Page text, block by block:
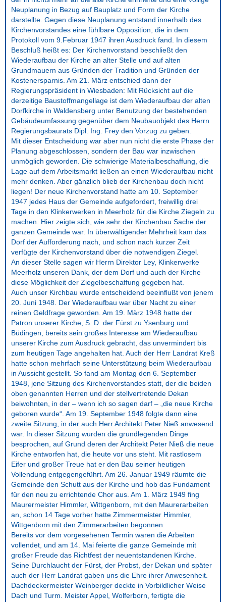
Neuplanung in Bezug auf Bauplatz und Form der Kirche
darstellte. Gegen diese Neuplanung entstand innerhalb des
Kirchenvorstandes eine fühlbare Opposition, die in dem
Protokoll vom 9.Februar 1947 ihren Ausdruck fand. In diesem
Beschluß heißt es: Der Kirchenvorstand beschließt den
Wiederaufbau der Kirche an alter Stelle und auf alten
Grundmauern aus Gründen der Tradition und Gründen der
Kostenersparnis. Am 21. März entschied dann der
Regierungspräsident in Wiesbaden: Mit Rücksicht auf die
derzeitige Baustoffmangellage ist dem Wiederaufbau der alten
Dorfkirche in Waldensberg unter Benutzung der bestehenden
Gebäudeumfassung gegenüber dem Neubauobjekt des Herrn
Regierungsbaurats Dipl. Ing. Frey den Vorzug zu geben.
Mit dieser Entscheidung war aber nun nicht die erste Phase der
Planung abgeschlossen, sondern der Bau war inzwischen
unmöglich geworden. Die schwierige Materialbeschaffung, die
Lage auf dem Arbeitsmarkt ließen an einen Wiederaufbau nicht
mehr denken. Aber gänzlich blieb der Kirchenbau doch nicht
liegen! Der neue Kirchenvorstand hatte am 10. September
1947 jedes Haus der Gemeinde aufgefordert, freiwillig drei
Tage in den Klinkerwerken in Meerholz für die Kirche Ziegeln zu
machen. Hier zeigte sich, wie sehr der Kirchenbau Sache der
ganzen Gemeinde war. In überwältigender Mehrheit kam das
Dorf der Aufforderung nach, und schon nach kurzer Zeit
verfügte der Kirchenvorstand über die notwendigen Ziegel.
An dieser Stelle sagen wir Herrn Direktor Ley, Klinkerwerke
Meerholz unseren Dank, der dem Dorf und auch der Kirche
diese Möglichkeit der Ziegelbeschaffung gegeben hat.
Auch unser Kirchbau wurde entscheidend beeinflußt von jenem
20. Juni 1948. Der Wiederaufbau war über Nacht zu einer
reinen Geldfrage geworden. Am 19. März 1948 hatte der
Patron unserer Kirche, S. D. der Fürst zu Ysenburg und
Büdingen, bereits sein großes Interesse am Wiederaufbau
unserer Kirche zum Ausdruck gebracht, das unvermindert bis
zum heutigen Tage angehalten hat. Auch der Herr Landrat Kreß
hatte schon mehrfach seine Unterstützung beim Wiederaufbau
in Aussicht gestellt. So fand am Montag den 6. September
1948, jene Sitzung des Kirchenvorstandes statt, der die beiden
oben genannten Herren und der stellvertretende Dekan
beiwohnten, in der – wenn ich so sagen darf – „die neue Kirche
geboren wurde“. Am 19. September 1948 folgte dann eine
zweite Sitzung, in der auch Herr Architekt Peter Nieß anwesend
war. In dieser Sitzung wurden die grundlegenden Dinge
besprochen, auf Grund deren der Architekt Peter Nieß die neue
Kirche entworfen hat, die heute vor uns steht. Mit rastlosem
Eifer und großer Treue hat er den Bau seiner heutigen
Vollendung entgegengeführt. Am 26. Januar 1949 räumte die
Gemeinde den Schutt aus der Kirche und hob das Fundament
für den neu zu errichtende Chor aus. Am 1. März 1949 fing
Maurermeister Himmler, Wittgenborn, mit den Maurerarbeiten
an, schon 14 Tage vorher hatte Zimmermeister Himmler,
Wittgenborn mit den Zimmerarbeiten begonnen.
Bereits vor dem vorgesehenen Termin waren die Arbeiten
vollendet, und am 14. Mai feierte die ganze Gemeinde mit
großer Freude das Richtfest der neuentstandenen Kirche.
Seine Durchlaucht der Fürst, der Probst, der Dekan und später
auch der Herr Landrat gaben uns die Ehre ihrer Anwesenheit.
Dachdeckermeister Weinberger deckte in Vorbildlicher Weise
Dach und Turm. Meister Appel, Wolferborn, fertigte die